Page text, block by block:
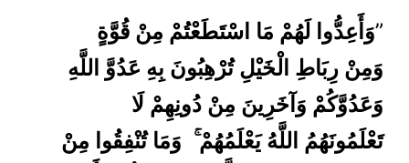
”وَأَعِدُّوا لَهُمْ مَا اسْتَطَعْتُمْ مِنْ قُوَّةٍ
وَمِنْ رِبَاطِ الْخَيْلِ تُرْهِبُونَ بِهِ عَدُوَّ اللَّهِ
وَعَدُوَّكُمْ وَآخَرِينَ مِنْ دُونِهِمْ لَا
تَعْلَمُونَهُمُ اللَّهُ يَعْلَمُهُمْ ۚ وَمَا تُنْفِقُوا مِنْ